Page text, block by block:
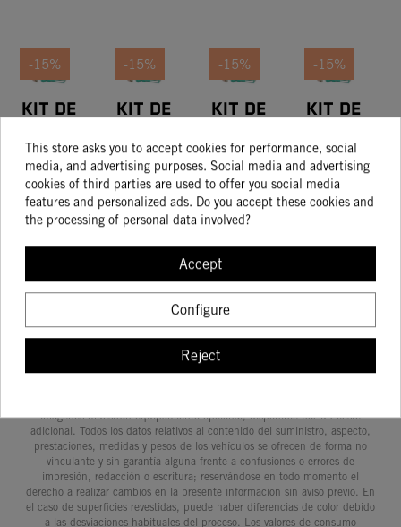
-15%
Kit De
Tam. II
326.94
277.90
BUY
-15%
Kit De
298.20
253.47
BUY
-15%
Kit De
291.01
247.35
BUY
-15%
Kit De
Talla I
201.34
171.14
BUY
imágenes muestran equipamiento opcional, disponible por un coste
adicional. Todos los datos relativos al contenido del suministro, aspecto,
prestaciones, medidas y pesos de los vehículos se ofrecen de forma no
vinculante y sin garantía alguna frente a confusiones o errores de
impresión, redacción o escritura; reservándose en todo momento el
derecho a realizar cambios en la presente información sin aviso previo. En
el caso de superficies revestidas, puede haber diferencias de color debido
a las desviaciones habituales del proceso. Los valores de consumo
This store asks you to accept cookies for performance, social
media, and advertising purposes. Social media and advertising
cookies of third parties are used to offer you social media
features and personalized ads. Do you accept these cookies and
the processing of personal data involved?
Accept
Configure
Reject